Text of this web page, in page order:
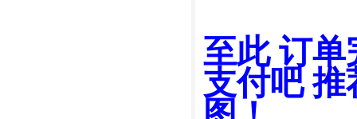
至此 订单
支付吧 推